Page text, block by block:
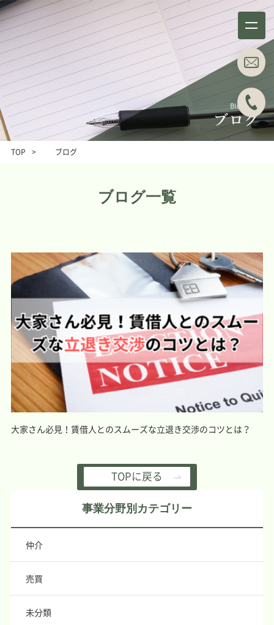
事務所概要
About
ブログ
Contact
業務分野
Business field
主な料金表
Access
TOP > ブログ
ブログ一覧
大家さん必見！賃借人とのスムーズな立退き交渉のコツとは？
TOPに戻る
事業分野別カテゴリー
仲介
売買
未分類